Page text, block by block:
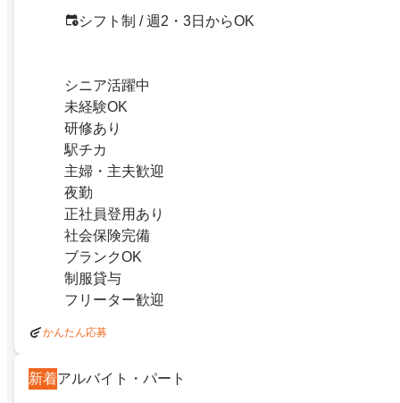
シフト制 / 週2・3日からOK
シニア活躍中
未経験OK
研修あり
駅チカ
主婦・主夫歓迎
夜勤
正社員登用あり
社会保険完備
ブランクOK
制服貸与
フリーター歓迎
かんたん応募
新着アルバイト・パート